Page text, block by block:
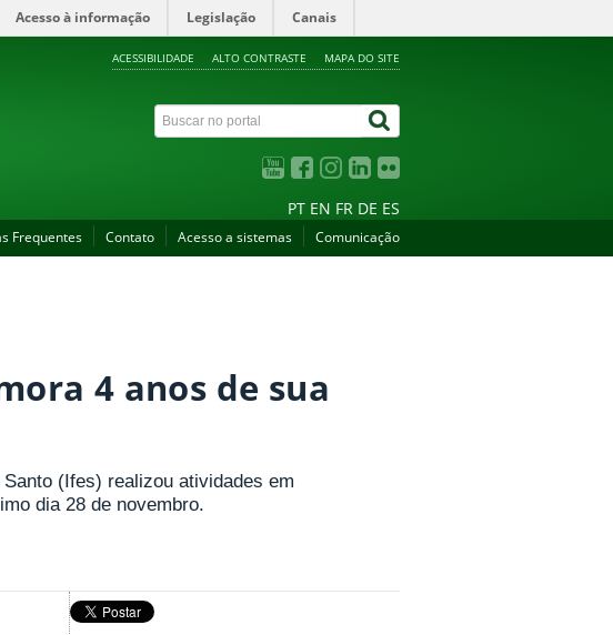
Acesso à informação Legislação Canais
ACESSIBILIDADE ALTO CONTRASTE MAPA DO SITE
PT EN FR DE ES
Frequentes Contato Acesso a sistemas Comunicação
4 anos de sua
(Ifes) realizou atividades em
dia 28 de novembro.